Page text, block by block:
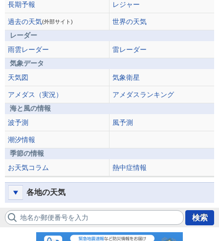
長期予報 レジャー
過去の天気(外部サイト)
世界の天気
レーダー
雨雲レーダー
雷レーダー
気象データ
天気図
気象衛星
アメダス（実況）
アメダスランキング
海と風の情報
波予測
風予測
潮汐情報
季節の情報
お天気コラム
熱中症情報
各地の天気
地名か郵便番号を入力 検索